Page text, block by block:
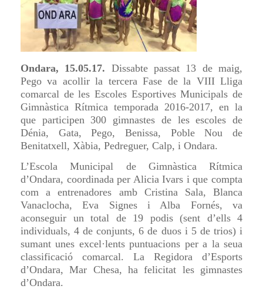
Ondara, 15.05.17. Dissabte passat 13 de maig,
Pego va acollir la tercera Fase de la VIII Lliga
comarcal de les Escoles Esportives Municipals de
Gimnàstica Rítmica temporada 2016-2017, en la
que participen 300 gimnastes de les escoles de
Dénia, Gata, Pego, Benissa, Poble Nou de
Benitatxell, Xàbia, Pedreguer, Calp, i Ondara.
L’Escola Municipal de Gimnàstica Rítmica
d’Ondara, coordinada per Alicia Ivars i que compta
com a entrenadores amb Cristina Sala, Blanca
Vanaclocha, Eva Signes i Alba Fornés, va
aconseguir un total de 19 podis (sent d’ells 4
individuals, 4 de conjunts, 6 de duos i 5 de trios) i
sumant unes excel·lents puntuacions per a la seua
classificació comarcal. La Regidora d’Esports
d’Ondara, Mar Chesa, ha felicitat les gimnastes
d’Ondara.